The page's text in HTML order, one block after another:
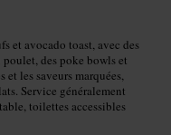
et avocado toast, avec des
des poke bowls et
et les saveurs marquées,
Service généralement
toilettes accessibles